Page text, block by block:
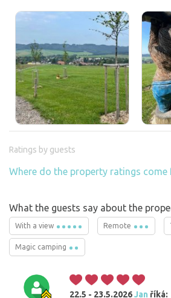
Ratings by guests
Where do the property ratings come
What the guests say about the
With a view Remote
Magic camping
22.5 - 23.5.2026Jan říká: